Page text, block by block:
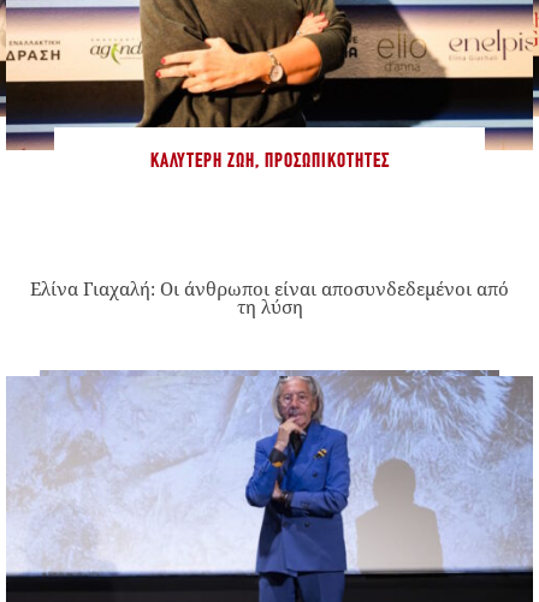
ΚΑΛΎΤΕΡΗ ΖΩΉ, ΠΡΟΣΩΠΙΚΌΤΗΤΕΣ
Ελίνα Γιαχαλή: Οι άνθρωποι είναι αποσυνδεδεμένοι από
τη λύση